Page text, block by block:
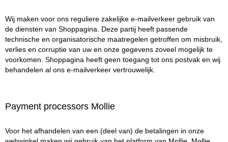
Wij maken voor ons reguliere zakelijke e-mailverkeer gebruik van
de diensten van Shoppagina. Deze partij heeft passende
technische en organisatorische maatregelen getroffen om misbruik,
verlies en corruptie van uw en onze gegevens zoveel mogelijk te
voorkomen. Shoppagina heeft geen toegang tot ons postvak en wij
behandelen al ons e-mailverkeer vertrouwelijk.
Payment processors Mollie
Voor het afhandelen van een (deel van) de betalingen in onze